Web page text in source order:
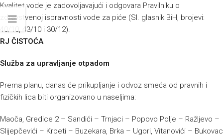
Kvalitet vode je zadovoljavajući i odgovara Pravilniku o
zdravstvenoj ispravnosti vode za piće (Sl. glasnik BiH, brojevi:
40/10, 43/10 i 30/12).
RJ ČISTOĆA
Služba za upravljanje otpadom
Prema planu, danas će prikupljanje i odvoz smeća od pravnih i
fizičkih lica biti organizovano u naseljima:
Maoča, Gredice 2 – Sandići – Trnjaci – Popovo Polje – Ražljevo –
Slijepčevići – Krbeti – Buzekara, Brka – Ugori, Vitanovići – Bukovac